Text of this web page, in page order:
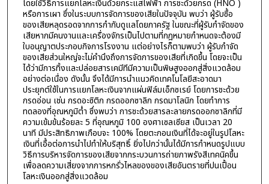
โดยใช้วิธีการแยกโลหะเงินด้วยกระแสไฟฟ้า การชะด้วยกรด (HNO )
หรือการเผา ซึ่งในระบบการจัดการของเสียในปัจจุบัน พบว่า ผู้รับซื้อ
ของเสียหลุดรอดจากการกำกับดูแลโดยภาครัฐ ในขณะที่ผู้รับกำจัดของ
เสียหากมีคนงานและเครื่องจักรเป็นไปตามที่กฎหมายกำหนดจะต้องมี
ใบอนุญาตประกอบกิจการโรงงาน แต่อย่างไรก็ตามพบว่า ผู้รับกำจัด
ของเสียส่วนใหญ่จะไม่คำนึงถึงการจัดการของเสียที่เกิดขึ้น โดยจะเป็น
ได้ว่ามีการทิ้งและปล่อยสารเคมีทีมีความเป็นพิษสูงออกสู่สิ่งแวดล้อม
อย่างต่อเนื่อง ดังนั้น จึงได้มีการนำแนวคิดเทคโนโลยีสะอาดมา
ประยุกต์ใช้ในการแยกโลหะเงินจากแผ่นฟิล์มเอ็กซเรย์ โดยการชะด้วย
กรดอ่อน เช่น กรดอะซิติก กรดออกซาลิก กรดมาโลนิก โดยทำการ
ทดลองที่อุณหภูมิต่ำ ซึ่งพบว่า การชะด้วยสารละลายกรดออกซาลิกที่มี
ความเข้มข้นร้อยละ 5 ที่อุณหภูมิ 100 องศาเซลเซียส เป็นเวลา 20
นาที มีประสิทธิภาพเกือบจะ 100% โดยตะกอนเงินที่ได้จะอยู่ในรูปโลหะ
เงินที่เอื้อต่อการนำไปทำให้บริสุทธิ์ ยิ่งไปกว่านั้นได้มีการกำหนดรูปแบบ
วิธีการบริหารจัดการของเสียจากกระบวนการถ่ายภาพรังสีเทคนิคขึ้น
เพื่อลดความเสี่ยงจากการหกรั่วไหลของของเสียอันตรายที่ปนเปื้อน
โลหะเงินออกสู่สิ่งแวดล้อม